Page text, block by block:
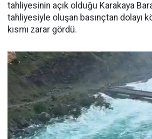
tahliyesinin açık olduğu Karakaya
tahliyesiyle oluşan basınçtan dolayı
kısmı zarar gördü.